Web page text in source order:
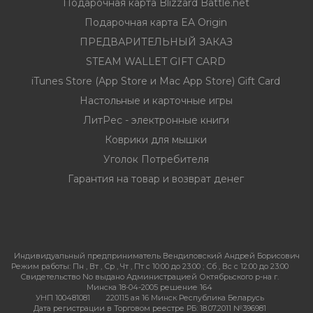
Подарочная карта Blizzard Battle.net
Подарочная карта EA Origin
ПРЕДВАРИТЕЛЬНЫЙ ЗАКАЗ
STEAM WALLET GIFT CARD
iTunes Store (App Store и Mac App Store) Gift Card
Настольные и карточные игры
ЛитРес - электронные книги
Коврики для мышки
Уголок Потребителя
Гарантия на товар и возврат денег
Индивидуальный предприниматель Вендиловский Андрей Борисович
Режим работы: Пн , Вт , Ср , Чт , Пт c 10:00 до 23:00 ; Сб , Вс c 12:00 до 23:00
Свидетельство No выдано Администрацией Октябрьского р-на г.
Минска 18-04-2005 решение 164
УНП 100481081
220115 ая 16 Минск Республика Беларусь
Дата регистрации в Торговом реестре РБ: 18.07.2011 №396981